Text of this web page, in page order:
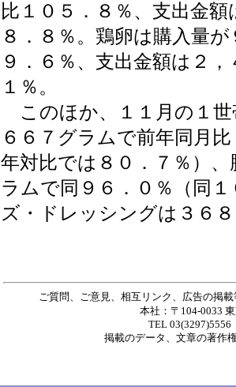
比１０５．８％、支出金
８．８％。鶏卵は購入量
９．６％、支出金額は２
１％。
このほか、１１月の１世
６６７グラムで前年同月
年対比では８０．７％）
ラムで同９６．０％（同
ズ・ドレッシングは３６
ご質問、ご意見、相互リンク、広告の掲
本社：〒104-0033
TEL
掲載のデータ 、 文章の著作